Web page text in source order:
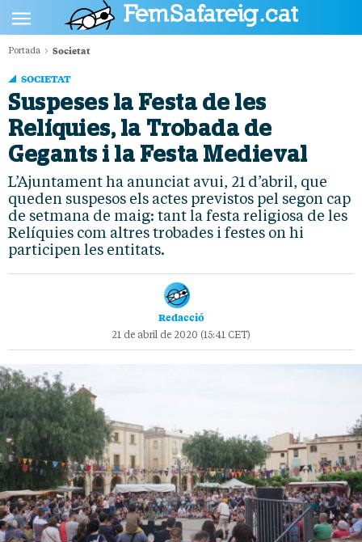
CULTURA
SOCIETAT
ESPORTS
OPINIÓ
Portada Societat
SOCIETAT
Suspeses la Festa de les
Relíquies, la Trobada de
Gegants i la Festa Medieval
L’Ajuntament ha anunciat avui, 21 d’abril, que
queden suspesos els actes previstos pel segon cap
de setmana de maig: tant la festa religiosa de les
Relíquies com altres trobades i festes on hi
participen les entitats.
Redacció
21 de abril de 2020 (15:41 CET)